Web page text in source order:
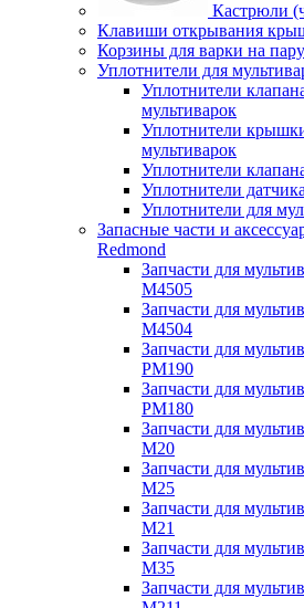
Кастрюли
Клавиши открывания
Корзины для варки на
Уплотнители для
Уплотнители
мультиварок
Уплотнители
мультиварок
Уплотнители
Уплотнители
Уплотнители для
Запасные части и
Redmond
Запчасти для
M4505
Запчасти для
M4504
Запчасти для
PM190
Запчасти для
PM180
Запчасти для
M20
Запчасти для
M25
Запчасти для
M21
Запчасти для
M35
Запчасти для